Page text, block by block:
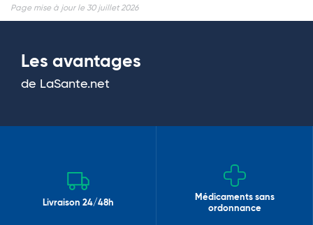
Page mise à jour le 30 juillet 2026
Les avantages
de LaSante.net
Livraison 24/48h
Médicaments sans
ordonnance